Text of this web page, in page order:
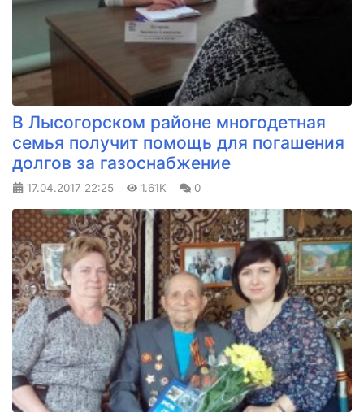
В Лысогорском районе многодетная
семья получит помощь для погашения
долгов за газоснабжение
17.04.2017 22:25 1.61K 0